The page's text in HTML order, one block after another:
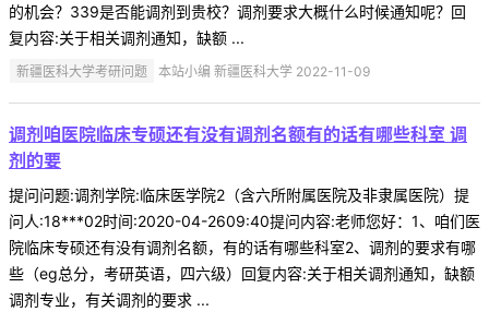
的机会？339是否能调剂到贵校？调剂要求大概什么时候通知呢？回
复内容:关于相关调剂通知，缺额 ...
新疆医科大学考研问题 本站小编 新疆医科大学 2022-11-09
调剂咱医院临床专硕还有没有调剂名额有的话有哪些科室 调
剂的要
提问问题:调剂学院:临床医学院2（含六所附属医院及非隶属医院）提
问人:18***02时间:2020-04-2609:40提问内容:老师您好：1、咱们医
院临床专硕还有没有调剂名额，有的话有哪些科室2、调剂的要求有哪
些（eg总分，考研英语，四六级）回复内容:关于相关调剂通知，缺额
调剂专业，有关调剂的要求 ...